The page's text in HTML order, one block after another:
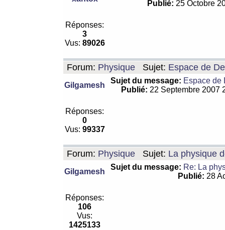
Publié: 25 Octobre
Réponses:
3
Vus: 89026
Forum: Physique Sujet: Espace de
Gilgamesh
Sujet du message: Espace de
Publié: 22 Septembre 2007
Réponses:
0
Vus: 99337
Forum: Physique Sujet: La physique
Gilgamesh
Sujet du message: Re: La
Publié: 28
Réponses:
106
Vus:
1425133